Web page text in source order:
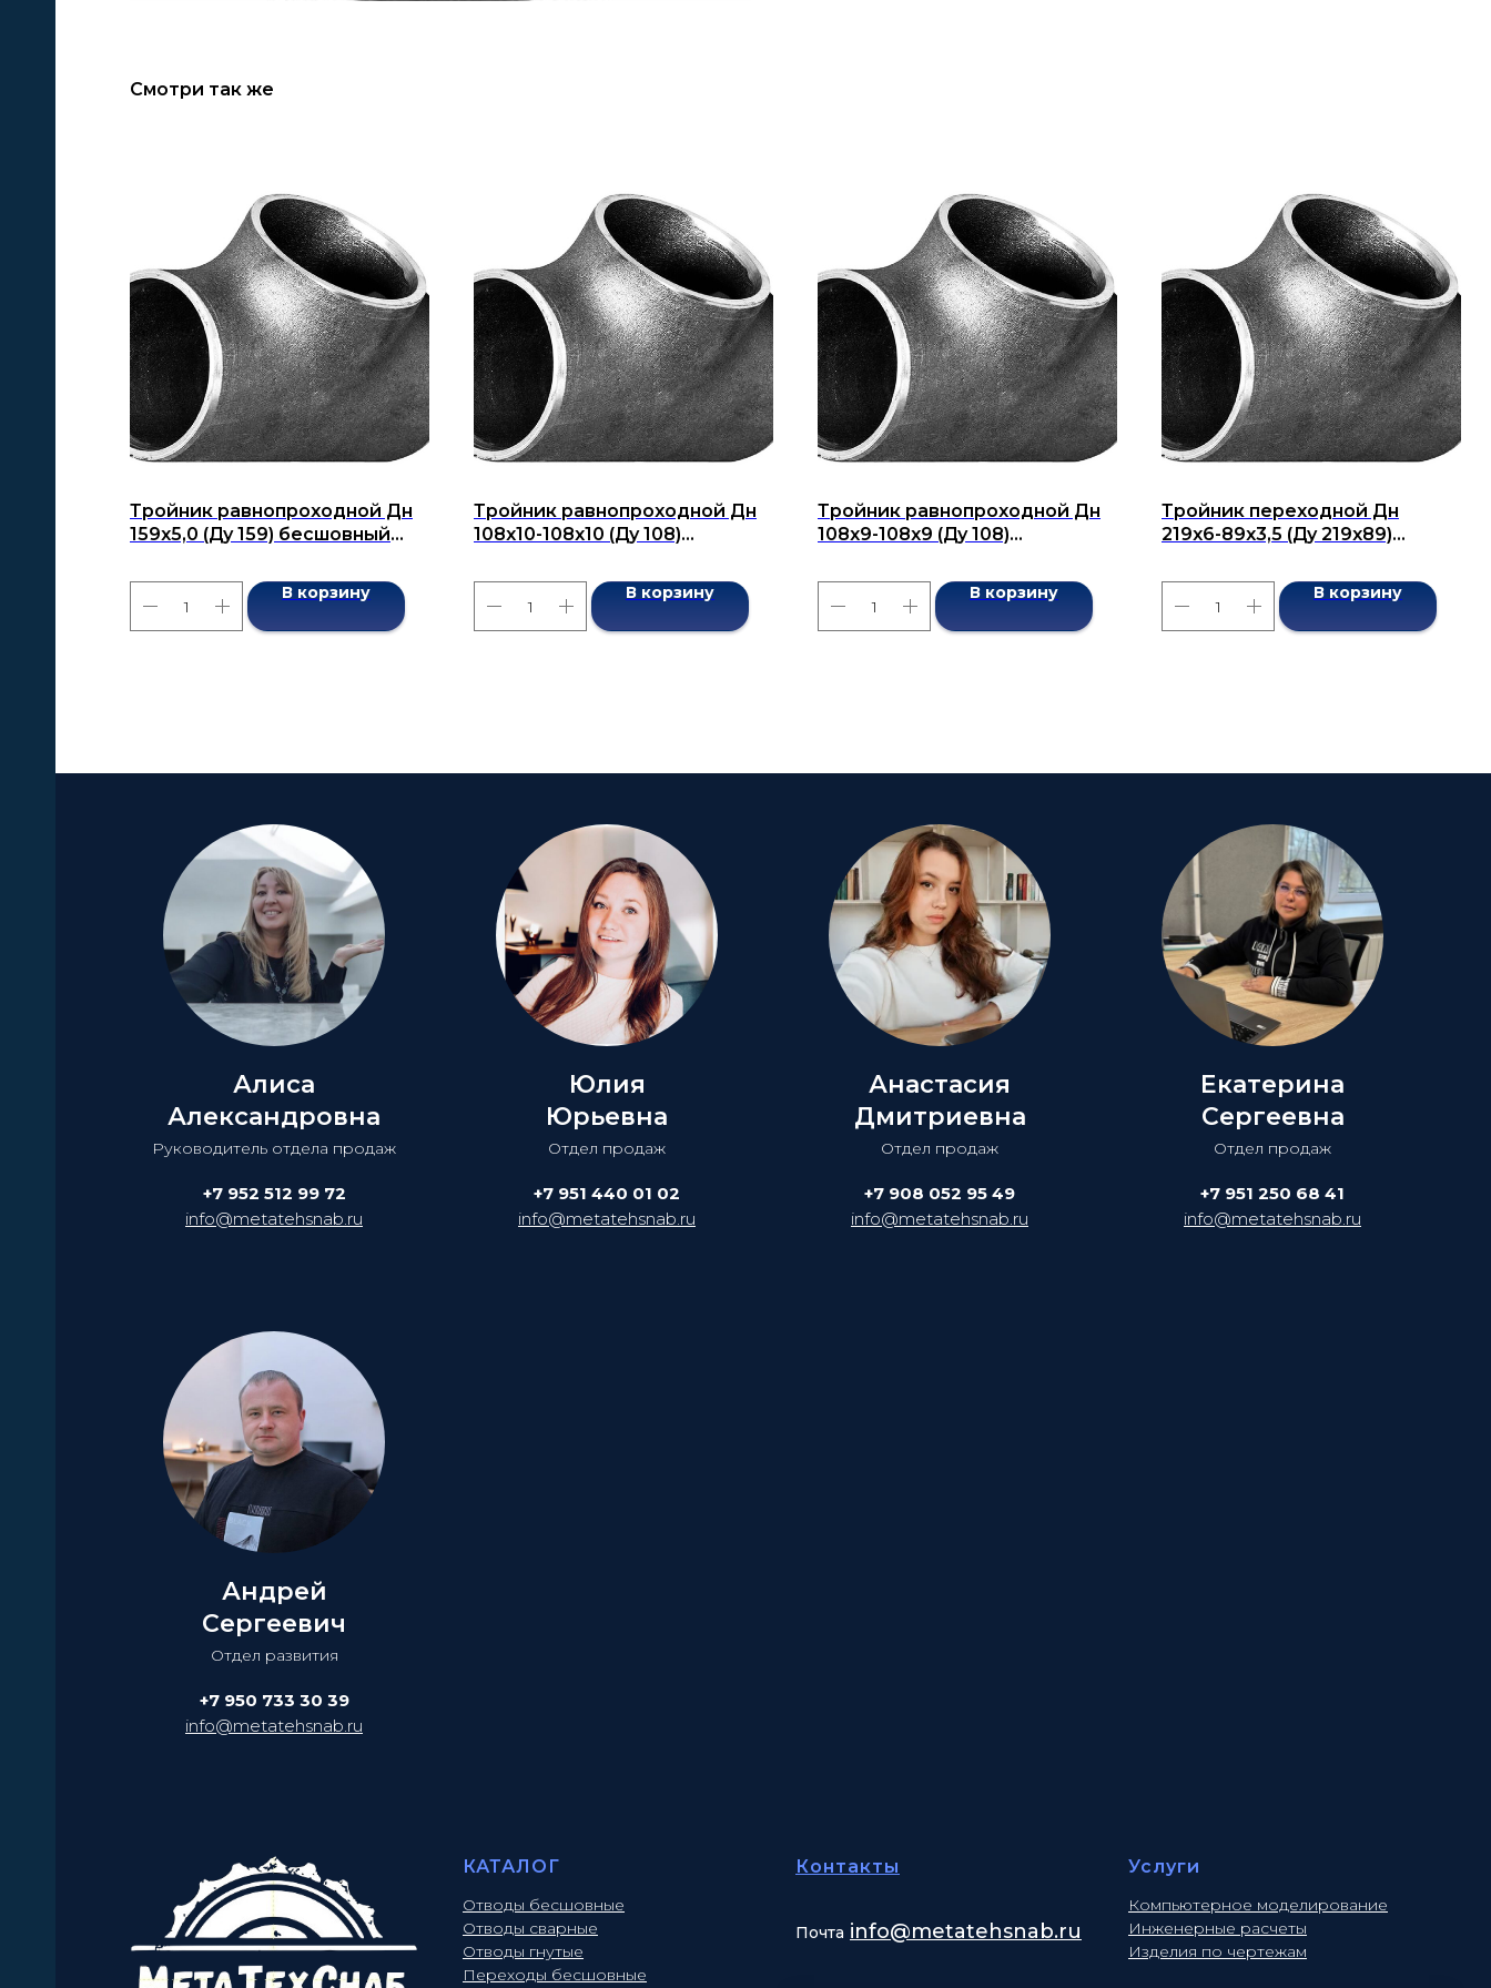
Смотри так же
Тройник равнопроходной Дн
159х5,0 (Ду 159) бесшовный
В корзину
Тройник равнопроходной Дн
108x10-108x10 (Ду 108)
В корзину
Тройник равнопроходной Дн
108x9-108x9 (Ду 108)
В корзину
Тройник переходной Дн
219х6-89х3,5 (Ду 219х89)
В корзину
Алиса
Александровна
Руководитель отдела продаж
+7 952 512 99 72
info@metatehsnab.ru
Юлия
Юрьевна
Отдел продаж
+7 951 440 01 02
info@metatehsnab.ru
Анастасия
Дмитриевна
Отдел продаж
+7 908 052 95 49
info@metatehsnab.ru
Екатерина
Сергеевна
Отдел продаж
+7 951 250 68 41
info@metatehsnab.ru
Андрей
Сергеевич
Отдел развития
+7 950 733 30 39
info@metatehsnab.ru
КАТАЛОГ
Отводы бесшовные
Отводы сварные
Отводы гнутые
Переходы бесшовные
Контакты
Почта info@metatehsnab.ru
Услуги
Компьютерное моделирование
Инженерные расчеты
Изделия по чертежам